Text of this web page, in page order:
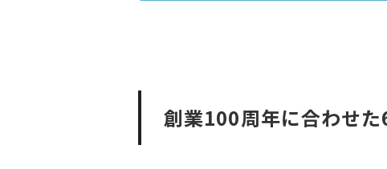
創業100周年に合わせ